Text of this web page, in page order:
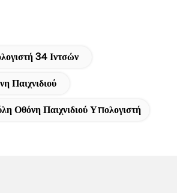
34 Ιντσών
Παιχνιδιού
Οθόνη Παιχνιδιού Υπολογιστή